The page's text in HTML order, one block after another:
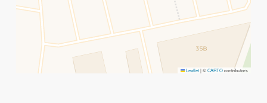
Leaflet|©CARTOcontributors